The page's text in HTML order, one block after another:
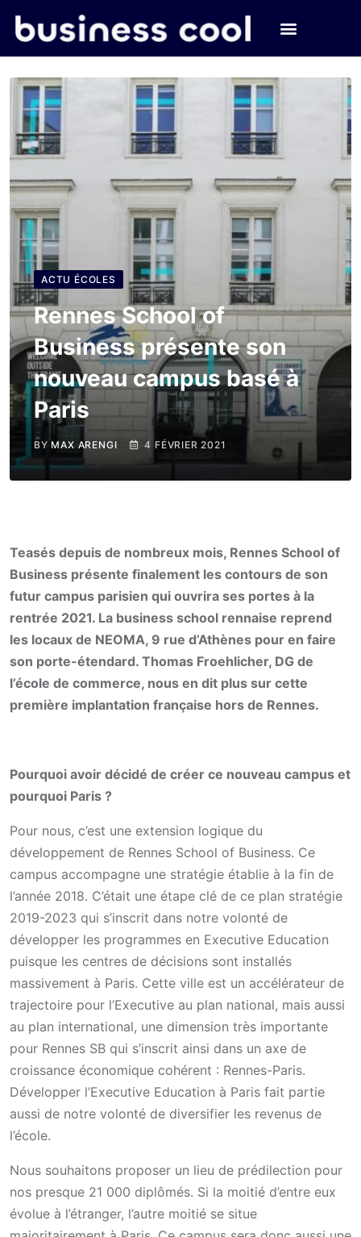
ACTU ÉCOLES
Rennes School of
Business présente son
nouveau campus basé à
Paris
BY MAX ARENGI 4 FÉVRIER 2021
Teasés depuis de nombreux mois, Rennes School of
Business présente finalement les contours de son
futur campus parisien qui ouvrira ses portes à la
rentrée 2021. La business school rennaise reprend
les locaux de NEOMA, 9 rue d’Athènes pour en faire
son porte-étendard. Thomas Froehlicher, DG de
l’école de commerce, nous en dit plus sur cette
première implantation française hors de Rennes.
Pourquoi avoir décidé de créer ce nouveau campus et
pourquoi Paris ?
Pour nous, c’est une extension logique du
développement de Rennes School of Business. Ce
campus accompagne une stratégie établie à la fin de
l’année 2018. C’était une étape clé de ce plan stratégie
2019-2023 qui s’inscrit dans notre volonté de
développer les programmes en Executive Education
puisque les centres de décisions sont installés
massivement à Paris. Cette ville est un accélérateur de
trajectoire pour l’Executive au plan national, mais aussi
au plan international, une dimension très importante
pour Rennes SB qui s’inscrit ainsi dans un axe de
croissance économique cohérent : Rennes-Paris.
Développer l’Executive Education à Paris fait partie
aussi de notre volonté de diversifier les revenus de
l’école.
Nous souhaitons proposer un lieu de prédilection pour
nos presque 21 000 diplômés. Si la moitié d’entre eux
évolue à l’étranger, l’autre moitié se situe